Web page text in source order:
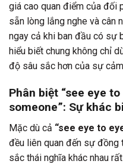
giá cao quan điểm của đối
sẵn lòng lắng nghe và cân
ngay cả khi ban đầu có sự
hiểu biết chung không chỉ
độ sâu sắc hơn của sự
Phân biệt “see eye
someone”: Sự khác
Mặc dù cả “see eye to
đều liên quan đến sự đồng
sắc thái nghĩa khác nhau